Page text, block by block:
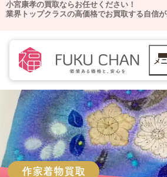
小宮康孝の買取ならお任せください！
業界トップクラスの高価格でお買取する自信が
メ
作家着物買取